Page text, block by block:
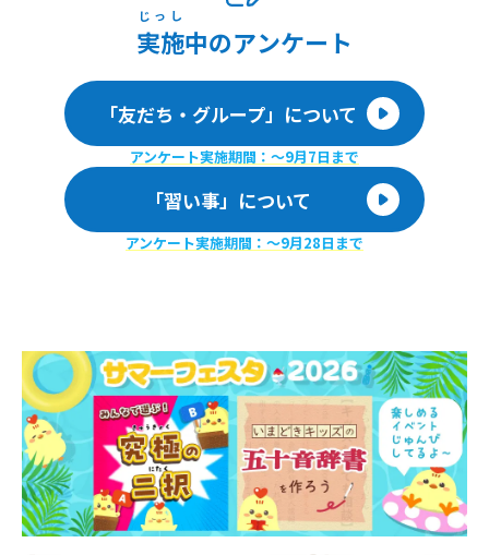
実施
じっし
中のアンケート
「友だち・グループ」について
アンケート実施期間：〜9月7日まで
「習い事」について
アンケート実施期間：〜9月28日まで